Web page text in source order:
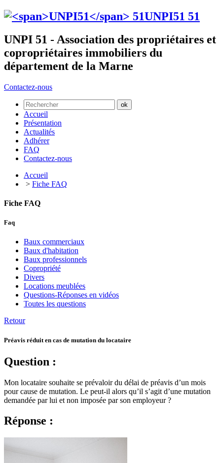
UNPI51 51
UNPI 51 - Association des propriétaires et
copropriétaires immobiliers du
département de la Marne
Contactez-nous
Accueil
Présentation
Actualités
Adhérer
FAQ
Contactez-nous
Accueil
> Fiche FAQ
Fiche FAQ
Faq
Baux commerciaux
Baux d'habitation
Baux professionnels
Copropriété
Divers
Locations meublées
Questions-Réponses en vidéos
Toutes les questions
Retour
Préavis réduit en cas de mutation du locataire
Question :
Mon locataire souhaite se prévaloir du délai de préavis d’un mois
pour cause de mutation. Le peut-il alors qu’il s’agit d’une mutation
demandée par lui et non imposée par son employeur ?
Réponse :